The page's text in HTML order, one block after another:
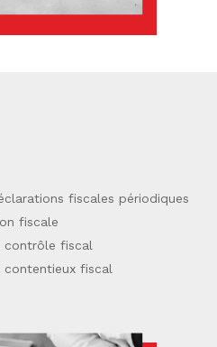
fiscales périodiques
fiscale
contrôle fiscal
contentieux fiscal